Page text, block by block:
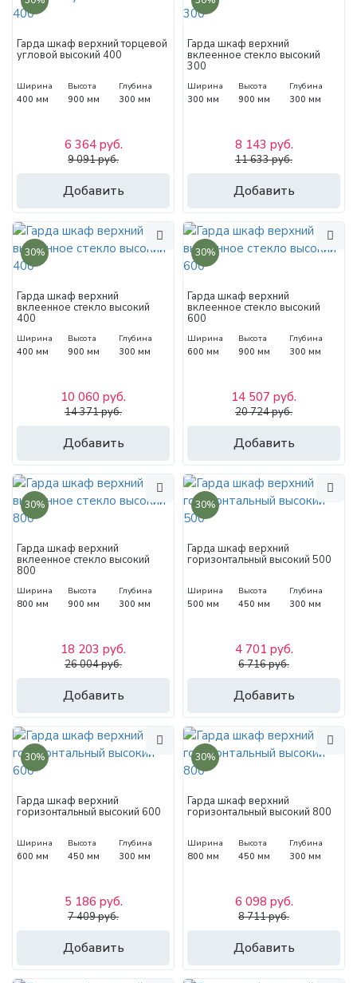
Гарда шкаф верхний торцевой
угловой высокий 400
Ширина
400 мм
Высота
900 мм
Глубина
300 мм
Добавить
6 364 руб.
9 091 руб.
Гарда шкаф верхний
вклеенное стекло высокий
300
Ширина
300 мм
Высота
900 мм
Глубина
300 мм
Добавить
8 143 руб.
11 633 руб.
30%
Гарда шкаф верхний
вклеенное стекло высокий
400
Ширина
400 мм
Высота
900 мм
Глубина
300 мм
Добавить
10 060 руб.
14 371 руб.
30%
Гарда шкаф верхний
вклеенное стекло высокий
600
Ширина
600 мм
Высота
900 мм
Глубина
300 мм
Добавить
14 507 руб.
20 724 руб.
30%
Гарда шкаф верхний
вклеенное стекло высокий
800
Ширина
800 мм
Высота
900 мм
Глубина
300 мм
Добавить
18 203 руб.
26 004 руб.
30%
Гарда шкаф верхний
горизонтальный высокий 500
Ширина
500 мм
Высота
450 мм
Глубина
300 мм
Добавить
4 701 руб.
6 716 руб.
30%
Гарда шкаф верхний
горизонтальный высокий 600
Ширина
600 мм
Высота
450 мм
Глубина
300 мм
Добавить
5 186 руб.
7 409 руб.
30%
Гарда шкаф верхний
горизонтальный высокий 800
Ширина
800 мм
Высота
450 мм
Глубина
300 мм
Добавить
6 098 руб.
8 711 руб.